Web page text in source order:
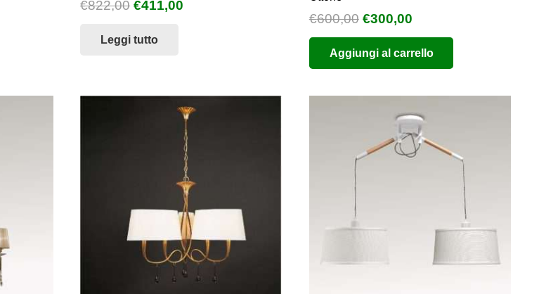
€822,00 Il
originale
€411,00
Leggi tutto
€600,00 Il
prezzo
originale
era:
€300,00Il
prezzo
attuale
è:
Aggiungi al carrello